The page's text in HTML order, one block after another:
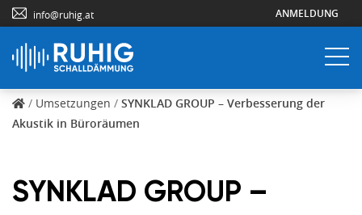
info@ruhig.at ANMELDUNG
/ Umsetzungen / SYNKLAD GROUP – Verbesserung der
Akustik in Büroräumen
SYNKLAD GROUP –